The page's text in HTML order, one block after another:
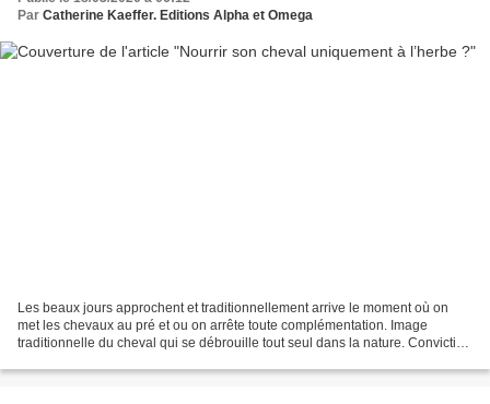
Par Catherine Kaeffer. Editions Alpha et Omega
Les beaux jours approchent et traditionnellement arrive le moment où on
met les chevaux au pré et ou on arrête toute complémentation. Image
traditionnelle du cheval qui se débrouille tout seul dans la nature. Conviction